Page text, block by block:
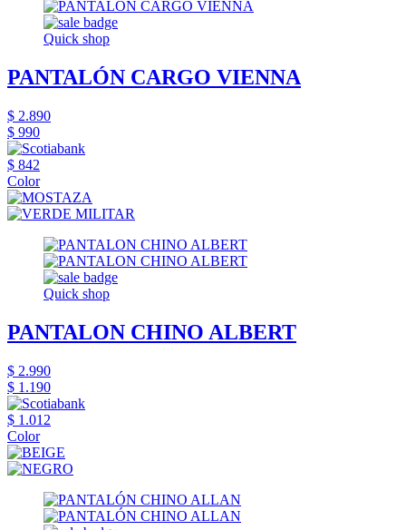
Quick shop
PANTALÓN CARGO VIENNA
$ 2.890
$ 990
$ 842
Color
Quick shop
PANTALON CHINO ALBERT
$ 2.990
$ 1.190
$ 1.012
Color